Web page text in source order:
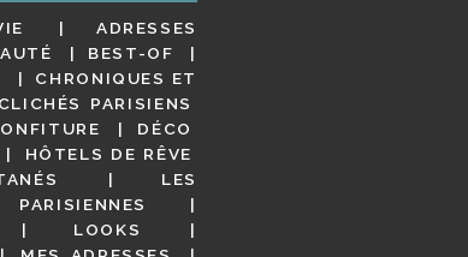
ADRESSES
BEST-OF
CHRONIQUES ET
CLICHÉS PARISIENS
DÉCO
HÔTELS DE RÊVE
LES
LOOKS